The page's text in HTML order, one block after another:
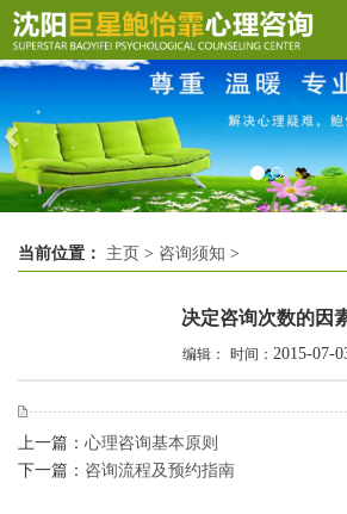
Previous
当前位置： 主页 > 咨询须知 >
决定咨询次数的因
编辑： 时间： 2015-07-
上一篇： 心理咨询基本原则
下一篇： 咨询流程及预约指南